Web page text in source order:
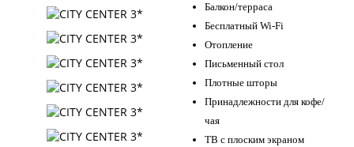
Балкон/терраса
Бесплатный Wi-Fi
Отопление
Письменный стол
Плотные шторы
Принадлежности для кофе/
чая
ТВ с плоским экраном